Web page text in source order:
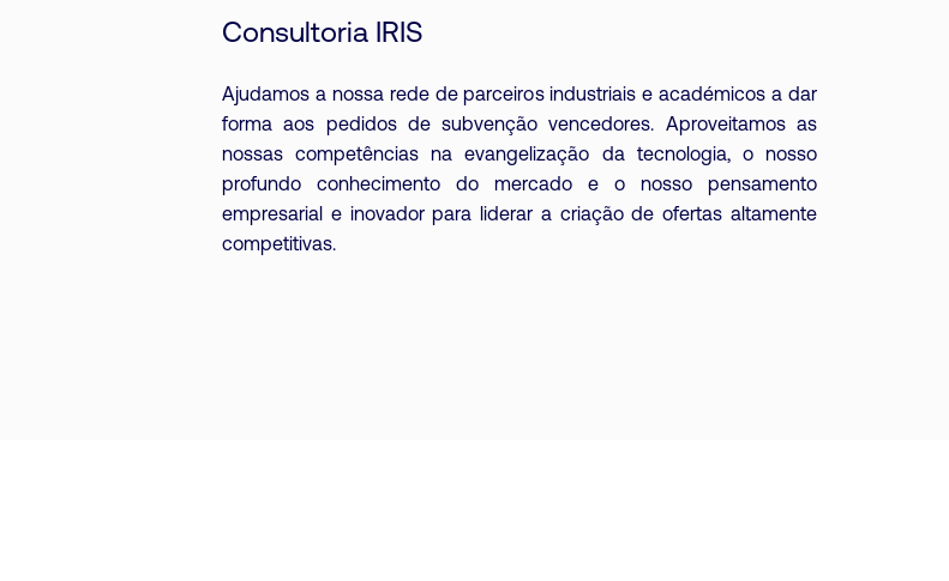
Consultoria IRIS
Ajudamos a nossa rede de parceiros industriais e académicos a dar
forma aos pedidos de subvenção vencedores. Aproveitamos as
nossas competências na evangelização da tecnologia, o nosso
profundo conhecimento do mercado e o nosso pensamento
empresarial e inovador para liderar a criação de ofertas altamente
competitivas.